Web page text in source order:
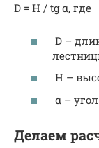
D = H / tg α, где
D –
H –
α –
Делаем